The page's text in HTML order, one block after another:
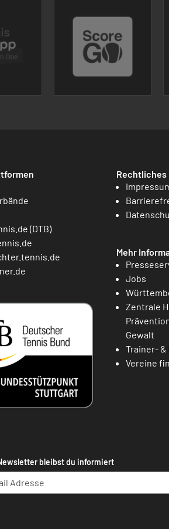
(DTB)
Rechtliches
Mehr
Jobs
Zentrale
Gewalt
Trainer-
Vereine
bleibst du informiert